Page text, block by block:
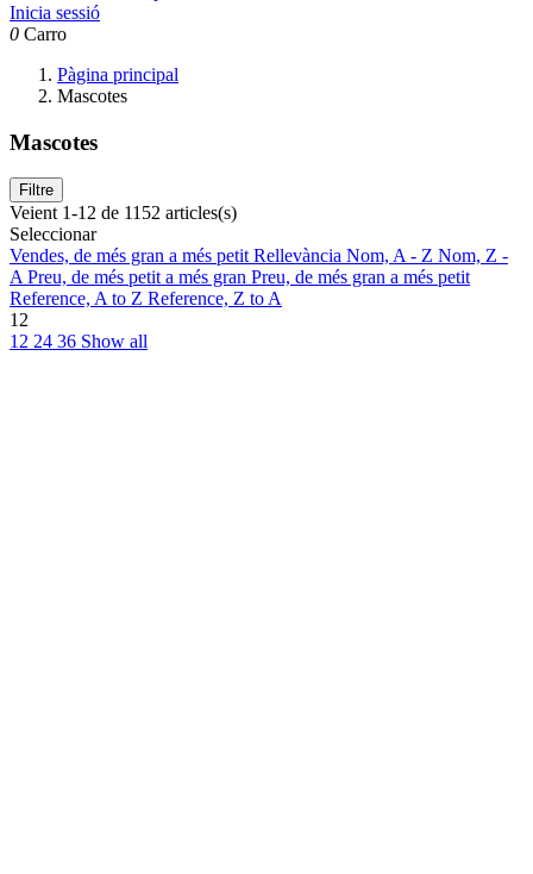
Inicia sessió
0 Carro
Pàgina principal
Mascotes
Mascotes
Filtre
Veient 1-12 de 1152 articles(s)
Seleccionar
Vendes, de més gran a més petitRellevància Nom, A - Z Nom, Z -
APreu, de més petit a més gran Preu, de més gran a més petit
Reference, A to Z Reference, Z to A
12
12 24 36 Show all